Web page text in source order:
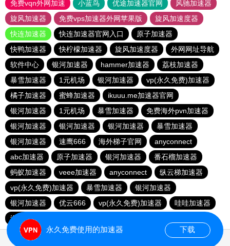
免费vqn外网加速
小蓝鸟 优途加速器官网
风驰加速器
旋风加速器
免费vps加速器外网苹果版
旋风加速度器
快连加速器
快连加速器官网入口
原子加速器
快鸭加速器
快柠檬加速器 旋风加速度器
外网网址导航
软件中心
银河加速器 hammer加速器
荔枝加速器
暴雪加速器
1元机场 银河加速器
vp(永久免费)加速器
橘子加速器
蜜蜂加速器
ikuuu.me加速器官网
银河加速器
1元机场 暴雪加速器
免费海外pvn加速器
银河加速器
银河加速器 银河加速器
暴雪加速器
银河加速器
速鹰666 海外梯子官网
anyconnect
abc加速器
原子加速器 银河加速器
番石榴加速器
蚂蚁加速器
veee加速器 anyconnect
纵云梯加速器
vp(永久免费)加速器
暴雪加速器
银河加速器
银河加速器
优云666 vp(永久免费)加速器
哇哇加速器
海鸥加速器
永久免费使用的加速器 下载